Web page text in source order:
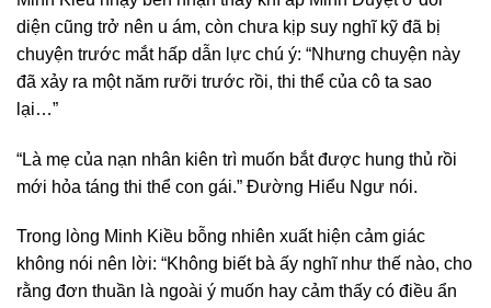
diện cũng trở nên u ám, còn chưa kịp suy nghĩ kỹ đã bị
chuyện trước mắt hấp dẫn lực chú ý: “Nhưng chuyện này
đã xảy ra một năm rưỡi trước rồi, thi thể của cô ta sao
lại…”
“Là mẹ của nạn nhân kiên trì muốn bắt được hung thủ rồi
mới hỏa táng thi thể con gái.” Đường Hiểu Ngư nói.
Trong lòng Minh Kiều bỗng nhiên xuất hiện cảm giác
không nói nên lời: “Không biết bà ấy nghĩ như thế nào, cho
rằng đơn thuần là ngoài ý muốn hay cảm thấy có điều ẩn